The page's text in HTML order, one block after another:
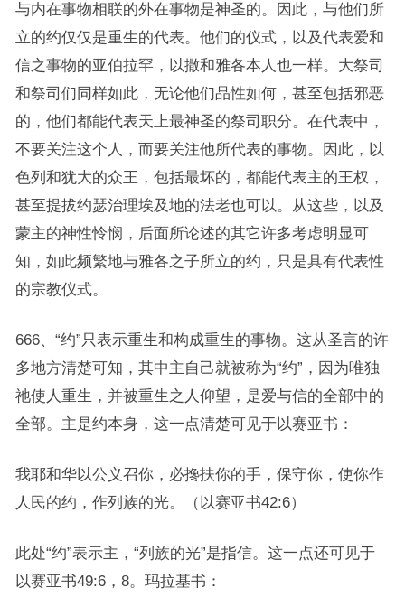
与内在事物相联的外在事物是神圣的。因此，与他们所
立的约仅仅是重生的代表。他们的仪式，以及代表爱和
信之事物的亚伯拉罕，以撒和雅各本人也一样。大祭司
和祭司们同样如此，无论他们品性如何，甚至包括邪恶
的，他们都能代表天上最神圣的祭司职分。在代表中，
不要关注这个人，而要关注他所代表的事物。因此，以
色列和犹大的众王，包括最坏的，都能代表主的王权，
甚至提拔约瑟治理埃及地的法老也可以。从这些，以及
蒙主的神性怜悯，后面所论述的其它许多考虑明显可
知，如此频繁地与雅各之子所立的约，只是具有代表性
的宗教仪式。
666、“约”只表示重生和构成重生的事物。这从圣言的许
多地方清楚可知，其中主自己就被称为“约”，因为唯独
祂使人重生，并被重生之人仰望，是爱与信的全部中的
全部。主是约本身，这一点清楚可见于以赛亚书：
我耶和华以公义召你，必搀扶你的手，保守你，使你作
人民的约，作列族的光。（以赛亚书42:6）
此处“约”表示主，“列族的光”是指信。这一点还可见于
以赛亚书49:6，8。玛拉基书：